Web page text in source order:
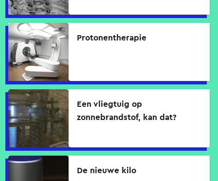
Protonentherapie
Een vliegtuig op
zonnebrandstof, kan dat?
De nieuwe kilo